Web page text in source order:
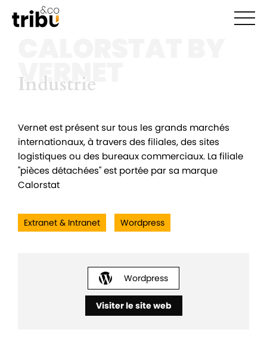
VERNET
Industrie
Industrie
Vernet est présent sur tous les grands marchés
internationaux, à travers des filiales, des sites
logistiques ou des bureaux commerciaux. La filiale
"pièces détachées" est portée par sa marque
Calorstat
Extranet & Intranet Wordpress
Wordpress
Visiter le site web